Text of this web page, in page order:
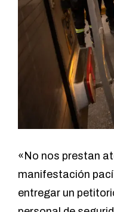
«No nos prestan
manifestación
entregar un